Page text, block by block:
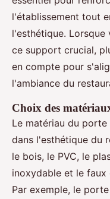
l'établissement tout
l'esthétique.
ce support crucial,
en compte pour
l'ambiance du
Choix des
Le matériau du
dans l'esthétique du
le bois, le PVC, le
inoxydable et le
Par exemple, le